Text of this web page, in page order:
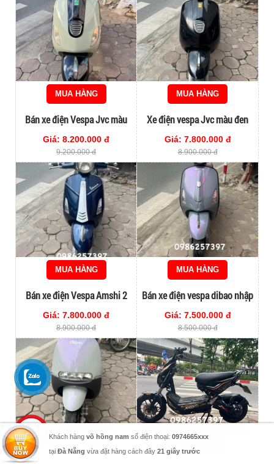
MUA HÀNG
Bán xe điện Vespa Jvc màu
Giá: 8.200.000 đ
9.200.000 đ
MUA HÀNG
Xe điện vespa Jvc màu đen
Giá: 7.800.000 đ
8.900.000 đ
MUA HÀNG
Bán xe điện Vespa Amshi 2
Giá: 7.800.000 đ
8.900.000 đ
MUA HÀNG
Bán xe điện vespa dibao nhập
khẩu chính hãng
Giá: 7.500.000 đ
8.500.000 đ
MUA HÀNG
0906.171.363